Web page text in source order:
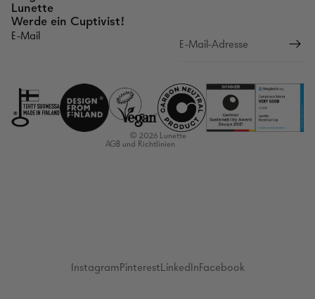
Lunette
Werde ein Cuptivist!
E-Mail
© 2026 Lunette
AGB und Richtlinien
Versandrichtlinien
Kontaktinformationen
InstagramPinterestLinkedInFacebook